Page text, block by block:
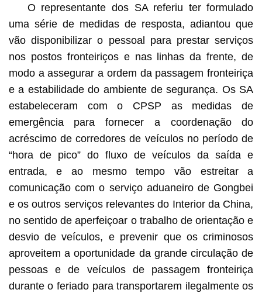
O representante dos SA referiu ter formulado
uma série de medidas de resposta, adiantou que
vão disponibilizar o pessoal para prestar serviços
nos postos fronteiriços e nas linhas da frente, de
modo a assegurar a ordem da passagem fronteiriça
e a estabilidade do ambiente de segurança. Os SA
estabeleceram com o CPSP as medidas de
emergência para fornecer a coordenação do
acréscimo de corredores de veículos no período de
“hora de pico” do fluxo de veículos da saída e
entrada, e ao mesmo tempo vão estreitar a
comunicação com o serviço aduaneiro de Gongbei
e os outros serviços relevantes do Interior da China,
no sentido de aperfeiçoar o trabalho de orientação e
desvio de veículos, e prevenir que os criminosos
aproveitem a oportunidade da grande circulação de
pessoas e de veículos de passagem fronteiriça
durante o feriado para transportarem ilegalmente os